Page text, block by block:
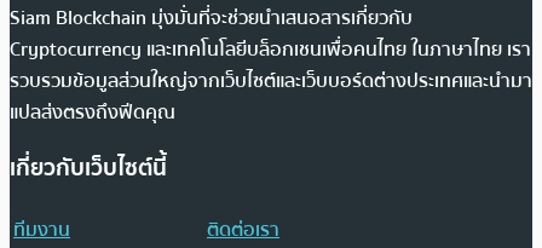
Siam Blockchain มุ่งมั่นที่จะช่วยนำเสนอสารเกี่ยวกับ
Cryptocurrency และเทคโนโลยีบล็อกเชนเพื่อคนไทย ในภาษาไทย เรา
รวบรวมข้อมูลส่วนใหญ่จากเว็บไซต์และเว็บบอร์ดต่างประเทศและนำมา
แปลส่งตรงถึงฟีดคุณ
เกี่ยวกับเว็บไซต์นี้
ทีมงาน
ติดต่อเรา